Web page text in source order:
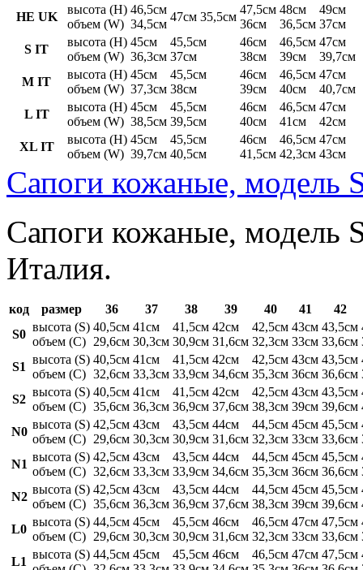
HE UK
высота (H)
объем (W)
46,5см
34,5см
47см 35,5см
47,5см
36см
48см
36,5см
49см
37см
S IT
высота (H)
объем (W)
45см
36,3см
45,5см
37см
46см
38см
46,5см
39см
47см
39,7см
M IT
высота (H)
объем (W)
45см
37,3см
45,5см
38см
46см
39см
46,5см
40см
47см
40,7см
L IT
высота (H)
объем (W)
45см
38,5см
45,5см
39,5см
46см
40см
46,5см
41см
47см
42см
XL IT
высота (H)
объем (W)
45см
39,7см
45,5см
40,5см
46см
41,5см
46,5см
42,3см
47см
43см
Сапоги кожаные, модель
Сапоги кожаные, модель
Италия.
код размер 36 37 38 39 40 41
42
S0
высота (S)
объем (C)
40,5см
29,6см
41см
30,3см
41,5см
30,9см
42см
31,6см
42,5см
32,3см
43см
33см
43,5см
33,6см
S1
высота (S)
объем (C)
40,5см
32,6см
41см
33,3см
41,5см
33,9см
42см
34,6см
42,5см
35,3см
43см
36см
43,5см
36,6см
S2
высота (S)
объем (C)
40,5см
35,6см
41см
36,3см
41,5см
36,9см
42см
37,6см
42,5см
38,3см
43см
39см
43,5см
39,6см
N0
высота (S)
объем (C)
42,5см
29,6см
43см
30,3см
43,5см
30,9см
44см
31,6см
44,5см
32,3см
45см
33см
45,5см
33,6см
N1
высота (S)
объем (C)
42,5см
32,6см
43см
33,3см
43,5см
33,9см
44см
34,6см
44,5см
35,3см
45см
36см
45,5см
36,6см
N2
высота (S)
объем (C)
42,5см
35,6см
43см
36,3см
43,5см
36,9см
44см
37,6см
44,5см
38,3см
45см
39см
45,5см
39,6см
L0
высота (S)
объем (C)
44,5см
29,6см
45см
30,3см
45,5см
30,9см
46см
31,6см
46,5см
32,3см
47см
33см
47,5см
33,6см
L1
высота (S) 44,5см 45см
45,5см 46см
46,5см 47см 47,5см